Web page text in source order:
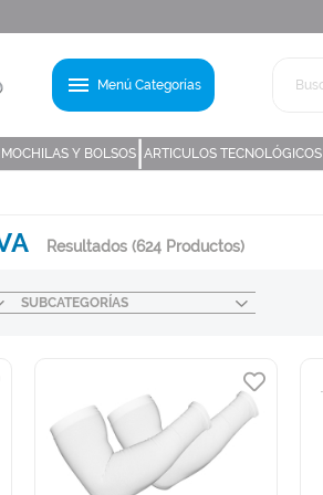
menu Menú Categorías
MOCHILAS Y BOLSOS ARTICULOS TECNOLÓGICOS
Resultados (624 Productos)
SUBCATEGORÍAS